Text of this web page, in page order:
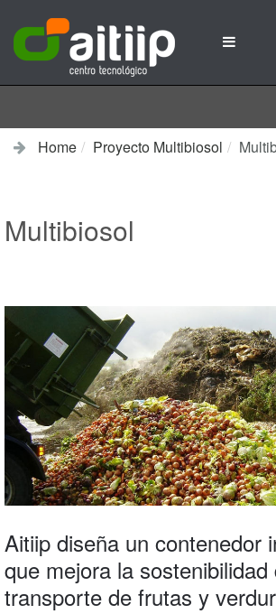
Home Proyecto Multibiosol
Multibiosol
Aitiip diseña un contenedor
que mejora la sostenibilidad
transporte de frutas y